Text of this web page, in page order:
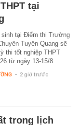
tại
tại Điểm thi Trường
Tuyên Quang sẽ
thi tốt nghiệp THPT
từ ngày 13-15/8.
- 2 giờ trước
trong lịch